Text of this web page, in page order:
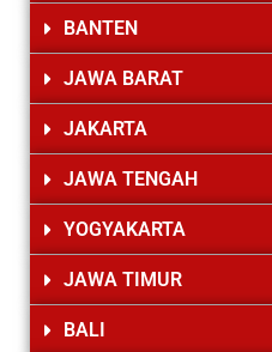
BANTEN
JAWA BARAT
JAKARTA
JAWA TENGAH
YOGYAKARTA
JAWA TIMUR
BALI